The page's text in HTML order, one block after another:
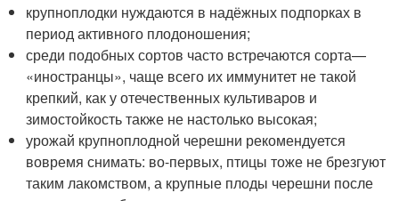
крупноплодки нуждаются в надёжных подпорках в
период активного плодоношения;
среди подобных сортов часто встречаются сорта—
«иностранцы», чаще всего их иммунитет не такой
крепкий, как у отечественных культиваров и
зимостойкость также не настолько высокая;
урожай крупноплодной черешни рекомендуется
вовремя снимать: во-первых, птицы тоже не брезгуют
таким лакомством, а крупные плоды черешни после